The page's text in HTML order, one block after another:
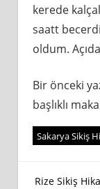
kerede
saatt
oldum.
Bir önceki
başlıklı
Sakarya Sikiş
Rize Sikiş